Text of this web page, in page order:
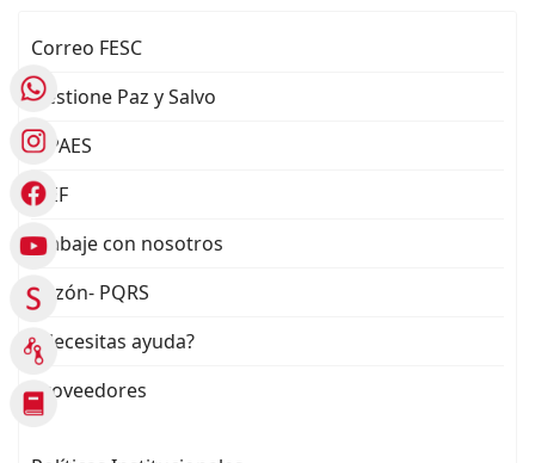
Correo FESC
Gestione Paz y Salvo
SIPAES
SIEF
Trabaje con nosotros
Buzón- PQRS
¿Necesitas ayuda?
Proveedores